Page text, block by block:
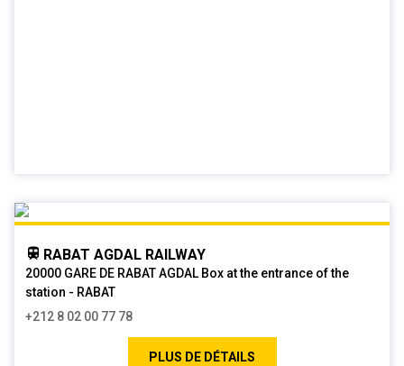
RABAT AGDAL RAILWAY
20000 GARE DE RABAT AGDAL Box at the entrance of the
station - RABAT
+212 8 02 00 77 78
PLUS DE DÉTAILS